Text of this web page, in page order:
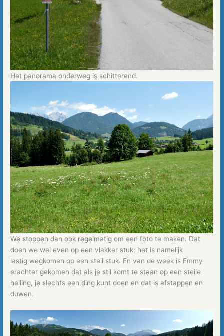
Het panorama onderweg is schitterend.
We stoppen dan ook regelmatig om een foto te maken. Dat
doen we wel even op een vlakker stuk; het is namelijk
lastig wegkomen op een steil stuk. En van de week is Emmy
erachter gekomen dat als je stil komt te staan op een steile
helling, je slechts een ding kunt doen en dat is afstappen en
duwen.